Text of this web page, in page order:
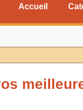
Accueil